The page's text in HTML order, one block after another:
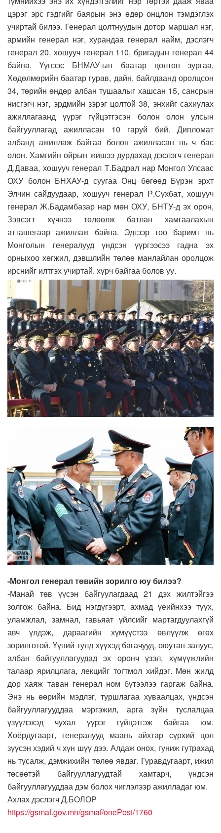
цэрэг эрс гэдгийг баярын энэ өдөр онцлон тэмдэглэх
учиртай билээ. Генерал цолтнуудын дотор маршал нэг,
армийн генерал нэг, хурандаа генерал найм, дэслэгч
генерал 20, хошууч генерал 110, бригадын генерал 44
байна. Үүнээс БНМАУ-ын баатар цолтон зургаа,
Хөдөлмөрийн баатар гурав, дайн, байлдаанд оролцсон
34, төрийн өндөр албан тушаалыг хашсан 15, сансрын
нисгэгч нэг, эрдмийн зэрэг цолтой 38, энхийг сахиулах
ажиллагаанд үүрэг гүйцэтгэсэн болон олон улсын
байгууллагад ажилласан 10 гаруй бий. Дипломат
албанд ажиллаж байгаа болон ажилласан нь ч бас
олон. Хамгийн ойрын жишээ дурдахад дэслэгч генерал
Д.Даваа, хошууч генерал Т.Бадрал нар Монгол Улсаас
ОХУ болон БНХАУ-д суугаа Онц бөгөөд Бүрэн эрхт
Элчин сайдуудаар, хошууч генерал Р.Сүхбат, хошууч
генерал Ж.Бадамбазар нар мөн ОХУ, БНТУ-д эх орон,
Зэвсэгт хүчнээ төлөөлж батлан хамгаалахын
атташегаар ажиллаж байна. Эдгээр тоо баримт нь
Монголын генералууд үндсэн үүргээсээ гадна эх
орныхоо хөгжил, дэвшлийн төлөө манлайлан оролцож
ирснийг илтгэх учиртай. хүрч байгаа болов уу.
-Монгол генерал төвийн зорилго юу билээ?
-Манай төв үүсэн байгуулагдаад 21 дэх жилтэйгээ
золгож байна. Бид нэгдүгээрт, ахмад үеийнхээ түүх,
уламжлал, замнал, гавьяат үйлсийг мартагдуулахгүй
авч үлдэж, дараагийн хүмүүстээ өвлүүлж өгөх
зорилготой. Үүний тулд хүүхэд багачууд, оюутан залуус,
албан байгууллагуудад эх оронч үзэл, хүмүүжлийн
талаар ярилцлага, лекцийг тогтмол хийдэг. Мөн жилд
дор хаяж таван генерал ном бүтээлээ гаргаж байна.
Энэ нь өөрийн мэдлэг, туршлагаа хуваалцах, үндсэн
байгууллагууддаа мэргэжил, арга зүйн туслалцаа
үзүүлэхэд чухал үүрэг гүйцэтгэж байгаа юм.
Хоёрдугаарт, генералууд маань айхтар сүрхий цол
зүүсэн хэдий ч хүн шүү дээ. Алдаж онох, гуниж гутрахад
нь тусалж, дэмжихийн төлөө явдаг. Гуравдугаарт, ижил
төсөөтэй байгууллагуудтай хамтарч, үндсэн
байгууллагууддаа дэм болох чиглэлээр ажилладаг юм.
Ахлах дэслэгч Д.БОЛОР
https://gsmaf.gov.mn/gsmaf/onePost/1760